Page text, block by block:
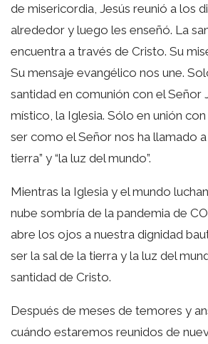
de misericordia, Jesús reunió a los
alrededor y luego les enseñó. La
encuentra a través de Cristo. Su
Su mensaje evangélico nos une.
santidad en comunión con el Señor
místico, la Iglesia. Sólo en unión
ser como el Señor nos ha llamado a
tierra” y “la luz del mundo”.
Mientras la Iglesia y el mundo
nube sombría de la pandemia de
abre los ojos a nuestra dignidad
ser la sal de la tierra y la luz del
santidad de Cristo.
Después de meses de temores y
cuándo estaremos reunidos de